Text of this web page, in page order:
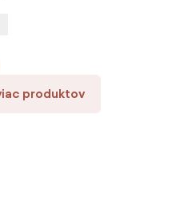
produktov